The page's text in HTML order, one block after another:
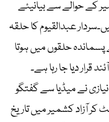
کے حوالے سے بیانیئے
عبدالقیوم کا حلقہ
حلقوں میں ہوتا
قرار دیا جا رہا ہے۔
نے میڈیا سے گفتگو
آزاد کشمیر میں تاریخ